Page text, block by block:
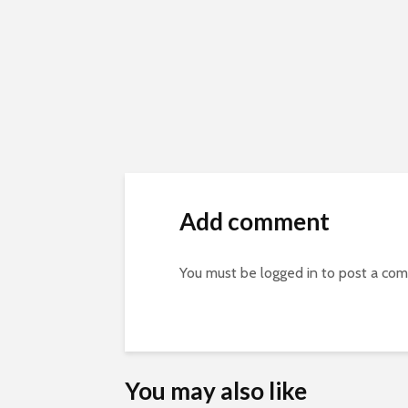
Add comment
You must be logged in to post a
You may also like